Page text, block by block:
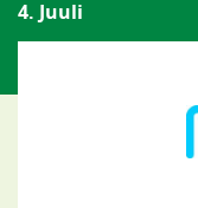
4. Juuli